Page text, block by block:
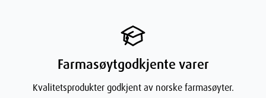
Dimensjoner
Farmasøytgodkjente varer
Kvalitetsprodukter godkjent av norske farmasøyter.